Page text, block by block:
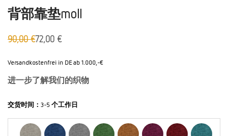
背部靠垫moll
90,00€
原
90,00
欧
元
72,00 €
Aktueller
ist:
72,00 €.
Versandkostenfrei in DE ab 1.000,-€
进一步了解我们的织物
交货时间： 3-5 个工作日